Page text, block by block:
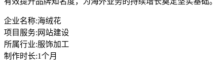
企业名称:海绒花
项目服务: 网站建设
所属行业:服饰加工
制作时长:1个月